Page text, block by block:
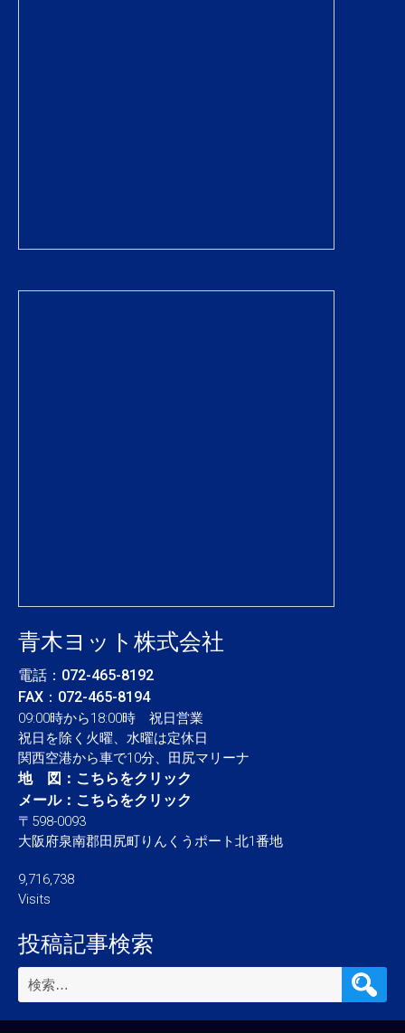
青木ヨット株式会社
電話： 072-465-8192
FAX：072-465-8194
09:00時から18:00時 祝日営業
祝日を除く火曜、水曜は定休日
関西空港から車で10分、田尻マリーナ
地 図： こちらをクリック
メール： こちらをクリック
〒598-0093
大阪府泉南郡田尻町りんくうポート北1番地
9,716,738
Visits
投稿記事検索
検
索: